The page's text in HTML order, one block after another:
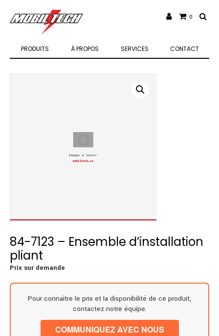
PRODUITS À PROPOS SERVICES CONTACT
0
84-7123 – Ensemble d’installation
pliant
Prix sur demande
Pour connaître le prix et la disponibilité de ce produit,
contactez notre équipe.
COMMUNIQUEZ AVEC NOUS